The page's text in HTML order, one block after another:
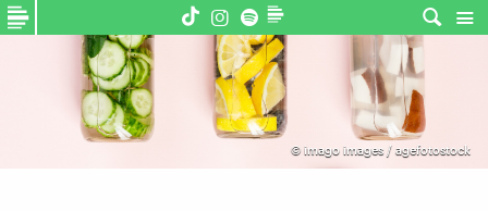
© imago images / agefotostock